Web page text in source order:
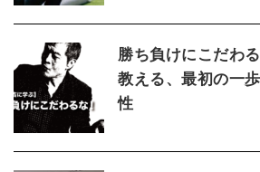
勝ち負けにこだわ
教える、最初の一
性